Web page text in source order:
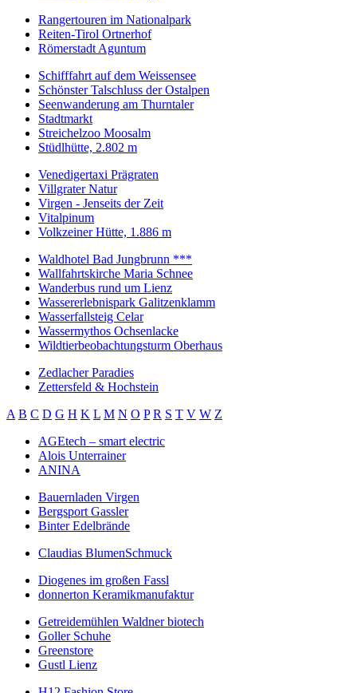
Rangertouren im Nationalpark
Reiten-Tirol Ortnerhof
Römerstadt Aguntum
Schifffahrt auf dem Weissensee
Schönster Talschluss der Ostalpen
Seenwanderung am Thurntaler
Stadtmarkt
Streichelzoo Moosalm
Stüdlhütte, 2.802 m
Venedigertaxi Prägraten
Villgrater Natur
Virgen - Jenseits der Zeit
Vitalpinum
Volkzeiner Hütte, 1.886 m
Waldhotel Bad Jungbrunn ***
Wallfahrtskirche Maria Schnee
Wanderbus rund um Lienz
Wassererlebnispark Galitzenklamm
Wasserfallsteig Celar
Wassermythos Ochsenlacke
Wildtierbeobachtungsturm Oberhaus
Zedlacher Paradies
Zettersfeld & Hochstein
A B C D G H K L M N O P R S T V W Z
AGEtech – smart electric
Alois Unterrainer
ANINA
Bauernladen Virgen
Bergsport Gassler
Binter Edelbrände
Claudias BlumenSchmuck
Diogenes im großen Fassl
donnerton Keramikmanufaktur
Getreidemühlen Waldner biotech
Goller Schuhe
Greenstore
Gustl Lienz